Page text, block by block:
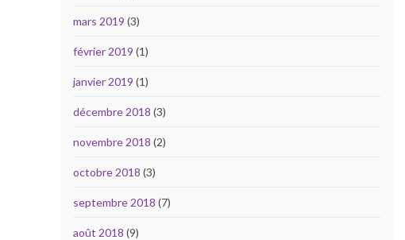
mars 2019 (3)
février 2019 (1)
janvier 2019 (1)
décembre 2018 (3)
novembre 2018 (2)
octobre 2018 (3)
septembre 2018 (7)
août 2018 (9)